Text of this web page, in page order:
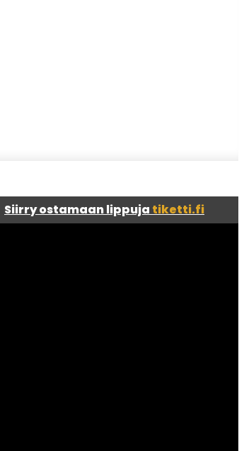
Siirry ostamaan lippuja tiketti.fi